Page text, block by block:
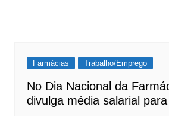
Farmácias Trabalho/Emprego
No Dia Nacional da
divulga média salarial